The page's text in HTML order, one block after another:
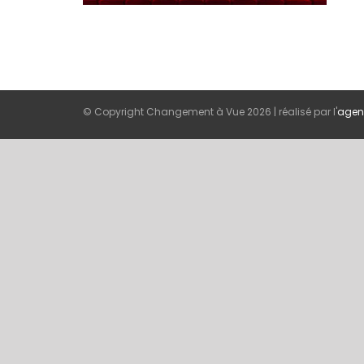
© Copyright Changement à Vue 2026 | réalisé par l'